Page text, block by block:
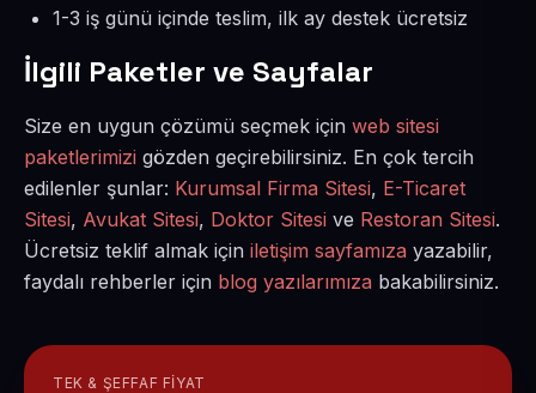
1-3 iş günü içinde teslim, ilk ay destek ücretsiz
İlgili Paketler ve Sayfalar
Size en uygun çözümü seçmek için web sitesi
paketlerimizi gözden geçirebilirsiniz. En çok tercih
edilenler şunlar: Kurumsal Firma Sitesi, E-Ticaret
Sitesi, Avukat Sitesi, Doktor Sitesi ve Restoran Sitesi.
Ücretsiz teklif almak için iletişim sayfamıza yazabilir,
faydalı rehberler için blog yazılarımıza bakabilirsiniz.
TEK & ŞEFFAF FIYAT